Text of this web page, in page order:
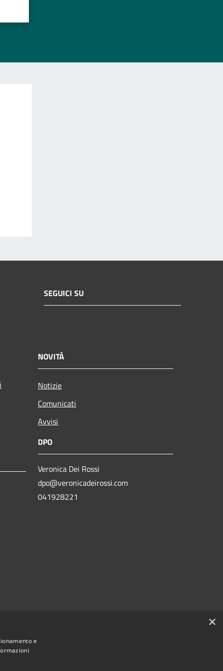
SEGUICI SU
NOVITÀ
Notizie
Comunicati
Avvisi
DPO
Veronica Dei Rossi
dpo@veronicadeirossi.com
041928221
×
e